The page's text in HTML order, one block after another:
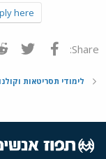
here.
Share: פייסבוק
לימודי תסריטאות